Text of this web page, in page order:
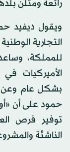
رائعة ومثلن
ويقول ديفيد
التجارية
للمملكة،
الأميركيات
بشكل عام وعن
حمود على أن
توفير فرص
الناشئة